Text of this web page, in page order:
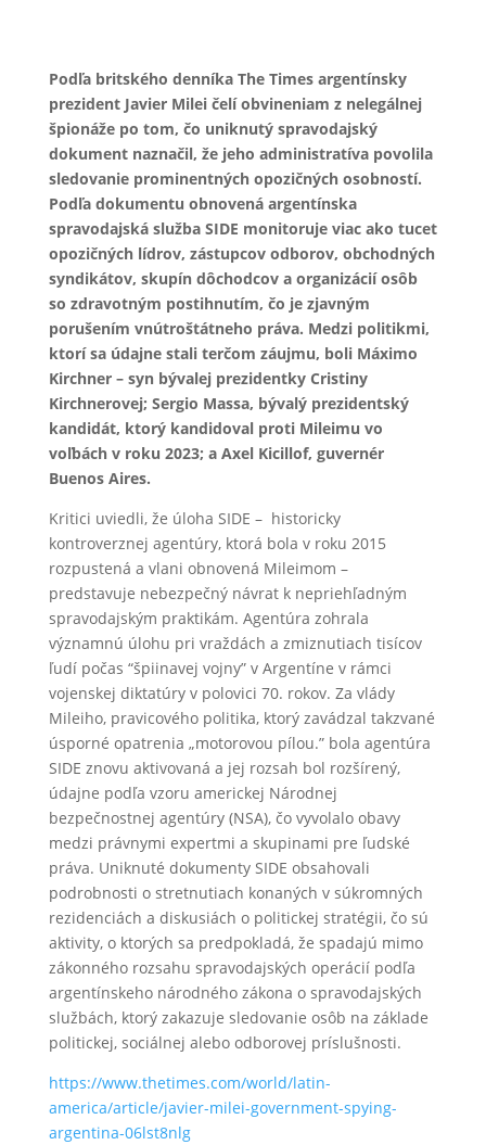
Podľa britského denníka The Times argentínsky
prezident Javier Milei čelí obvineniam z nelegálnej
špionáže po tom, čo uniknutý spravodajský
dokument naznačil, že jeho administratíva povolila
sledovanie prominentných opozičných osobností.
Podľa dokumentu obnovená argentínska
spravodajská služba SIDE monitoruje viac ako tucet
opozičných lídrov, zástupcov odborov, obchodných
syndikátov, skupín dôchodcov a organizácií osôb
so zdravotným postihnutím, čo je zjavným
porušením vnútroštátneho práva. Medzi politikmi,
ktorí sa údajne stali terčom záujmu, boli Máximo
Kirchner – syn bývalej prezidentky Cristiny
Kirchnerovej; Sergio Massa, bývalý prezidentský
kandidát, ktorý kandidoval proti Mileimu vo
voľbách v roku 2023; a Axel Kicillof, guvernér
Buenos Aires.
Kritici uviedli, že úloha SIDE – historicky
kontroverznej agentúry, ktorá bola v roku 2015
rozpustená a vlani obnovená Mileimom –
predstavuje nebezpečný návrat k nepriehľadným
spravodajským praktikám. Agentúra zohrala
významnú úlohu pri vraždách a zmiznutiach tisícov
ľudí počas “špiinavej vojny” v Argentíne v rámci
vojenskej diktatúry v polovici 70. rokov. Za vlády
Mileiho, pravicového politika, ktorý zavádzal takzvané
úsporné opatrenia „motorovou pílou.” bola agentúra
SIDE znovu aktivovaná a jej rozsah bol rozšírený,
údajne podľa vzoru americkej Národnej
bezpečnostnej agentúry (NSA), čo vyvolalo obavy
medzi právnymi expertmi a skupinami pre ľudské
práva. Uniknuté dokumenty SIDE obsahovali
podrobnosti o stretnutiach konaných v súkromných
rezidenciách a diskusiách o politickej stratégii, čo sú
aktivity, o ktorých sa predpokladá, že spadajú mimo
zákonného rozsahu spravodajských operácií podľa
argentínskeho národného zákona o spravodajských
službách, ktorý zakazuje sledovanie osôb na základe
politickej, sociálnej alebo odborovej príslušnosti.
https://www.thetimes.com/world/latin-
america/article/javier-milei-government-spying-
argentina-06lst8nlg